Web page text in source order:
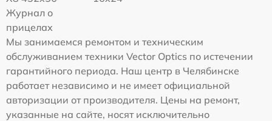
Журнал о
прицелах
Мы занимаемся ремонтом и техническим
обслуживанием техники Vector Optics по истечении
гарантийного периода. Наш центр в Челябинске
работает независимо и не имеет официальной
авторизации от производителя. Цены на ремонт,
указанные на сайте, носят исключительно